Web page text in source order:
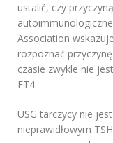
ustalić, czy
Association
rozpoznać
czasie zwykle nie
FT4.
USG tarczycy nie
nieprawidłowym